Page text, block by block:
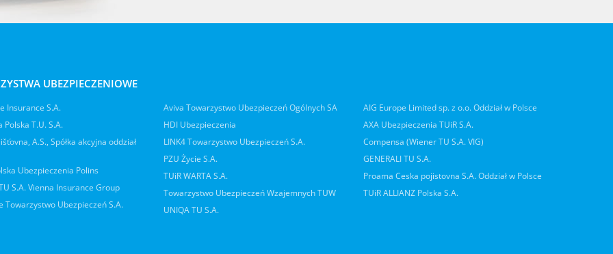
UBEZPIECZENIOWE
Insurance S.A.
Polska T.U. S.A.
A.S., Spółka akcyjna oddział
Ubezpieczenia Polins
S.A. Vienna Insurance Group
Towarzystwo Ubezpieczeń S.A.
Aviva Towarzystwo Ubezpieczeń Ogólnych SA
HDI Ubezpieczenia
LINK4 Towarzystwo Ubezpieczeń S.A.
PZU Życie S.A.
TUiR WARTA S.A.
Towarzystwo Ubezpieczeń Wzajemnych TUW
UNIQA TU S.A.
AIG Europe Limited sp. z o.o. Oddział w Polsce
AXA Ubezpieczenia TUiR S.A.
Compensa (Wiener TU S.A. VIG)
GENERALI TU S.A.
Proama Ceska pojistovna S.A. Oddział w Polsce
TUiR ALLIANZ Polska S.A.